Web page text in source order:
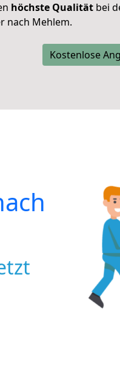
höchste Qualität bei
nach Mehlem.
Kostenlose